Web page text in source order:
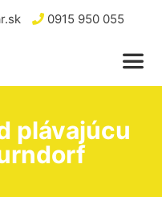
0915 950 055
plávajúcu